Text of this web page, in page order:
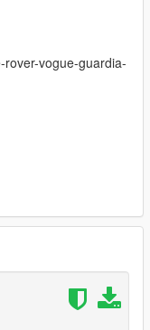
vogue-guardia-